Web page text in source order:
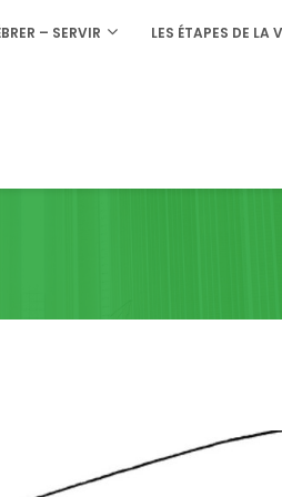
– SERVIR LES ÉTAPES DE LA